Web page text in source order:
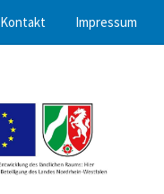
Kontakt Impressum